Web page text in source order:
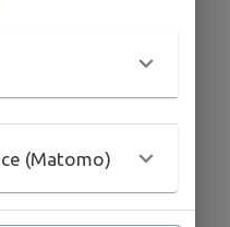
en
saisit en un clic
complices, regards
(Matomo)